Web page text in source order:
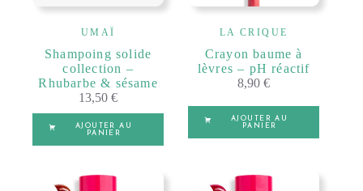
UMAÏ
Shampoing solide
collection –
Rhubarbe & sésame
13,50€
AJOUTER AU
PANIER
LA CRIQUE
Crayon baume à
lèvres – pH réactif
8,90€
AJOUTER AU
PANIER